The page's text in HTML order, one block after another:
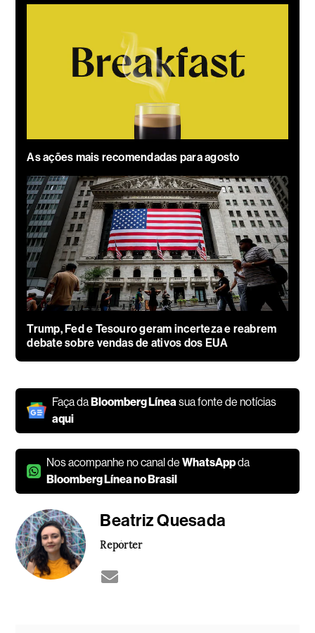
As ações mais recomendadas para agosto
Trump, Fed e Tesouro geram incerteza e reabrem
debate sobre vendas de ativos dos EUA
Faça daBloomberg Línea sua fonte de notícias
aqui
Nos acompanhe no canal deWhatsAppda
Bloomberg Línea no Brasil
Beatriz Quesada
Repórter